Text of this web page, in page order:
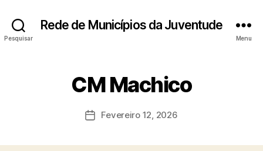
Pesquisar
Rede de Municípios da Juventude
Menu
CM Machico
DataFevereiro 12, 2026